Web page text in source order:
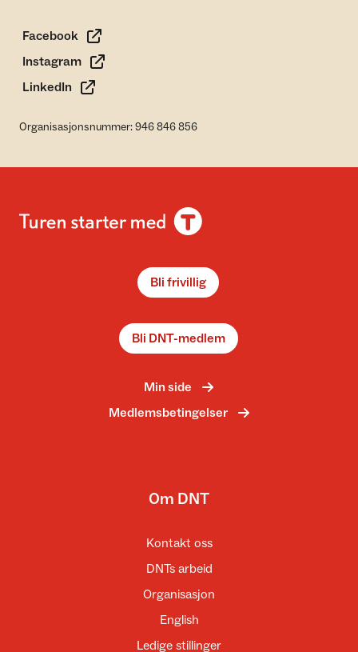
Facebook
Instagram
LinkedIn
Organisasjonsnummer: 946 846 856
Bli frivillig
Bli DNT-medlem
Min side
Medlemsbetingelser
Om DNT
Kontakt oss
DNTs arbeid
Organisasjon
English
Ledige stillinger